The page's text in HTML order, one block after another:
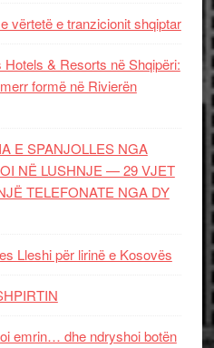
vërtetë e tranzicionit shqiptar
& Resorts në Shqipëri:
formë në Rivierën
E SPANJOLLES NGA
NË LUSHNJE — 29 VJET
TELEFONATE NGA DY
Lleshi për lirinë e Kosovës
emrin… dhe ndryshoi botën